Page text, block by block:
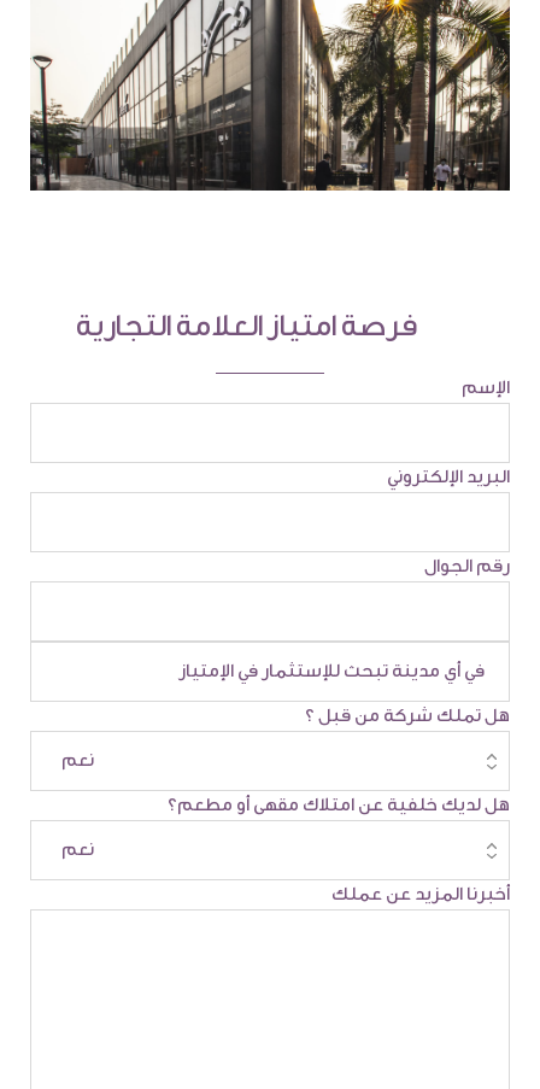
فرصة امتياز العلامة التجارية
الإسم
البريد الإلكتروني
رقم الجوال
هل تملك شركة من قبل ؟
هل لديك خلفية عن امتلاك مقهى أو مطعم؟
أخبرنا المزيد عن عملك